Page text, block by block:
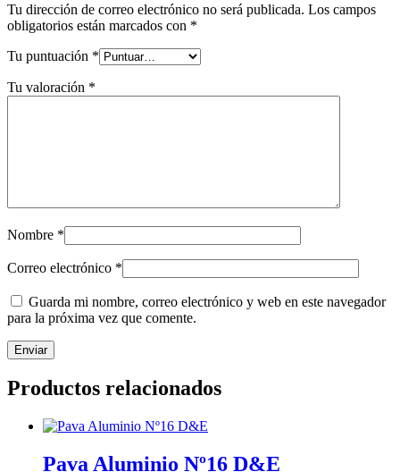
Tu dirección de correo electrónico no será publicada. Los campos
obligatorios están marcados con *
Tu puntuación *
Tu valoración *
Nombre *
Correo electrónico *
Guarda mi nombre, correo electrónico y web en este navegador
para la próxima vez que comente.
Productos relacionados
Pava Aluminio Nº16 D&E